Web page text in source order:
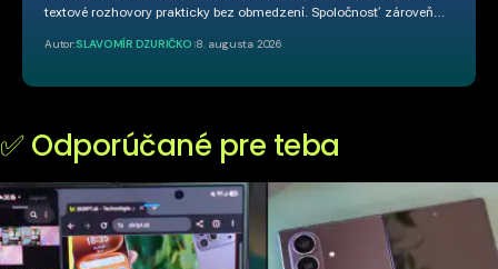
textové rozhovory prakticky bez obmedzení. Spoločnosť zároveň…
Autor:SLAVOMÍR DZURIČKO 8. augusta 2026
✅ Odporúčané pre teba